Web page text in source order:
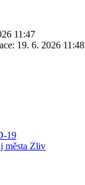
11:47
19. 6. 2026 11:48
19
města Zliv